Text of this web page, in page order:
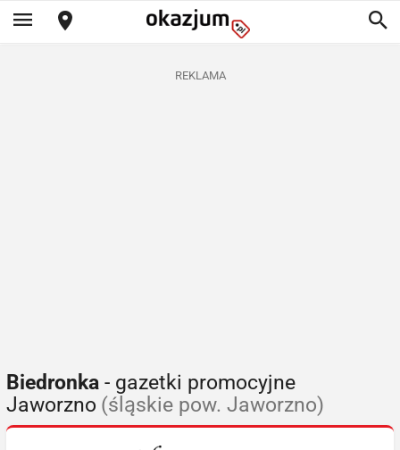
REKLAMA
Biedronka - gazetki promocyjne
Jaworzno (śląskie pow. Jaworzno)